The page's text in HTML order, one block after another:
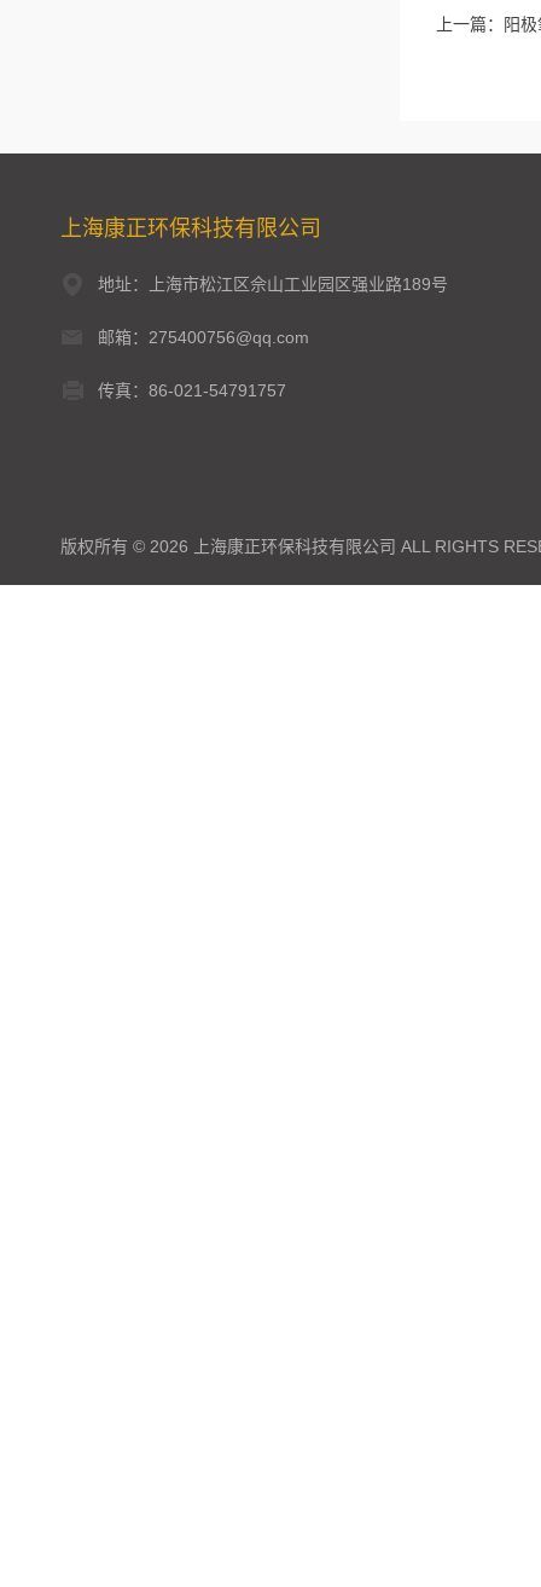
上一篇： 阳
上海康正环保科技有限公司
地址：上海市松江区佘山工业园区强业路189号
邮箱：275400756@qq.com
传真：86-021-54791757
版权所有 © 2026 上海康正环保科技有限公司 ALL RIGHTS